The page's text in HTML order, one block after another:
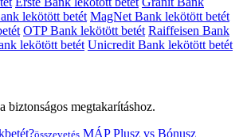
lekötött betét MagNet Bank lekötött betét
OTP Bank lekötött betét Raiffeisen Bank
lekötött betét Unicredit Bank lekötött betét
biztonságos megtakarításhoz.
összevetés MÁP Plusz vs Bónusz